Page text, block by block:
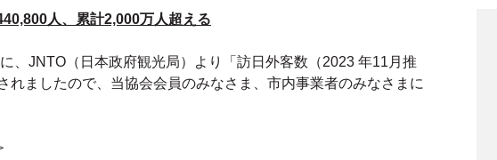
人、累計2,000万人超える
、JNTO（日本政府観光局）より「訪日外客数（2023 年11月推
れましたので、当協会会員のみなさま、市内事業者のみなさまに